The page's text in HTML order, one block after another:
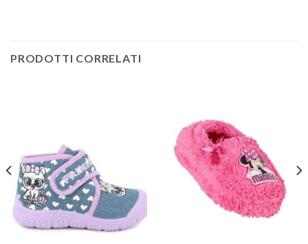
PRODOTTI CORRELATI